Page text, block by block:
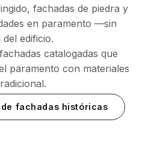
fachadas de piedra y
en paramento —sin
edificio.
catalogadas que
paramento con materiales
fachadas históricas